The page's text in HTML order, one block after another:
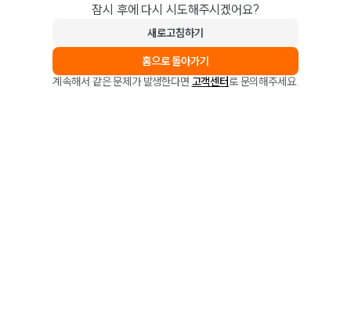
잠시 후에 다시 시도해주시겠어요?
새로고침하기
홈으로 돌아가기
계속해서 같은 문제가 발생한다면 고객센터로 문의해주세요.